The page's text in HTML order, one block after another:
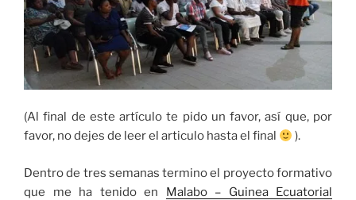
(Al final de este artículo te pido un favor, así que, por
favor, no dejes de leer el articulo hasta el final
).
Dentro de tres semanas termino el proyecto formativo
que me ha tenido en Malabo – Guinea Ecuatorial